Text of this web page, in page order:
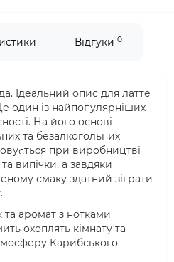
Відгуки 0
Ідеальний опис для латте
один із найпопулярніших
На його основі
та безалкогольних
при виробництві
випічки, а завдяки
смаку здатний зіграти
аромат з нотками
охоплять кімнату та
Карибського